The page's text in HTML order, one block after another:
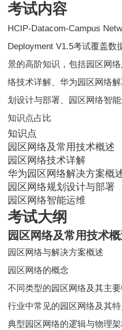
考试内容
HCIP-Datacom-Campus
Deployment V1.5考试覆盖数
景的高阶知识，包括园区网
络技术详解、华为园区网络
划设计与部署、园区网络智能
知识点占比
知识点
园区网络及常用技术概述
园区网络技术详解
华为园区网络解决方案概
园区网络规划设计与部署
园区网络智能运维
考试大纲
园区网络及常用技术
园区网络与解决方案概述
园区网络的概念
不同类型的园区网络及其主
行业中常见的园区网络及其
典型园区网络的逻辑与物理